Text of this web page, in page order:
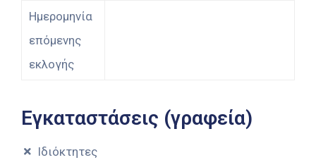
Ημερομηνία
επόμενης
εκλογής
Εγκαταστάσεις (γραφεία)
Ιδιόκτητες